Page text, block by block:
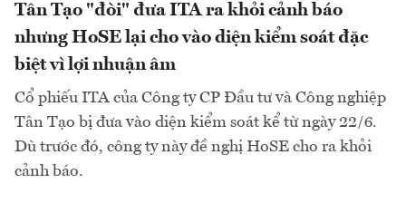
Tân Tạo "đòi" đưa ITA ra khỏi cảnh báo
nhưng HoSE lại cho vào diện kiểm soát đặc
biệt vì lợi nhuận âm
Cổ phiếu ITA của Công ty CP Đầu tư và Công nghiệp
Tân Tạo bị đưa vào diện kiểm soát kể từ ngày 22/6.
Dù trước đó, công ty này đề nghị HoSE cho ra khỏi
cảnh báo.